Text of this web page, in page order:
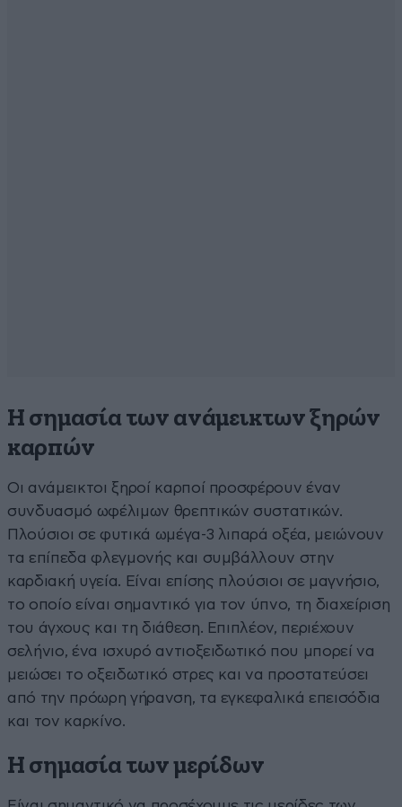
Η σημασία των ανάμεικτων ξηρών
καρπών
Οι ανάμεικτοι ξηροί καρποί προσφέρουν έναν
συνδυασμό ωφέλιμων θρεπτικών συστατικών.
Πλούσιοι σε φυτικά ωμέγα-3 λιπαρά οξέα, μειώνουν
τα επίπεδα φλεγμονής και συμβάλλουν στην
καρδιακή υγεία. Είναι επίσης πλούσιοι σε μαγνήσιο,
το οποίο είναι σημαντικό για τον ύπνο, τη διαχείριση
του άγχους και τη διάθεση. Επιπλέον, περιέχουν
σελήνιο, ένα ισχυρό αντιοξειδωτικό που μπορεί να
μειώσει το οξειδωτικό στρες και να προστατεύσει
από την πρόωρη γήρανση, τα εγκεφαλικά επεισόδια
και τον καρκίνο.
Η σημασία των μερίδων